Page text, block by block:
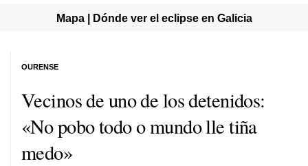
Mapa | Dónde ver el eclipse en Galicia
Vecinos de uno de los detenidos:
«No pobo todo o mundo lle tiña
medo»
OURENSE